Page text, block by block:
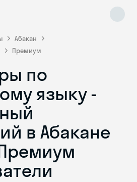
Абакан
Премиум
по
языку -
в Абакане